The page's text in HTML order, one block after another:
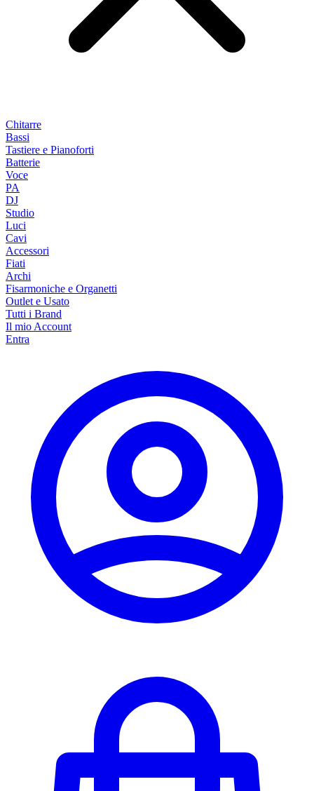
Chitarre
Bassi
Tastiere e Pianoforti
Batterie
Voce
PA
DJ
Studio
Luci
Cavi
Accessori
Fiati
Archi
Fisarmoniche e Organetti
Outlet e Usato
Tutti i Brand
Il mio Account
Entra